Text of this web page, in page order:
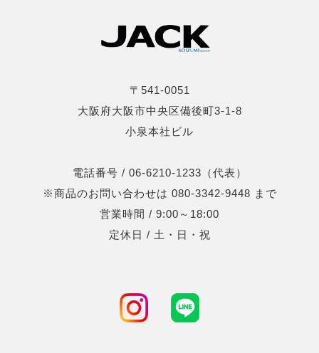
〒541-0051
大阪府大阪市中央区備後町3-1-8
小泉本社ビル
電話番号 / 06-6210-1233（代表）
※商品のお問い合わせは 080-3342-9448 まで
営業時間 / 9:00～18:00
定休日 / 土・日・祝